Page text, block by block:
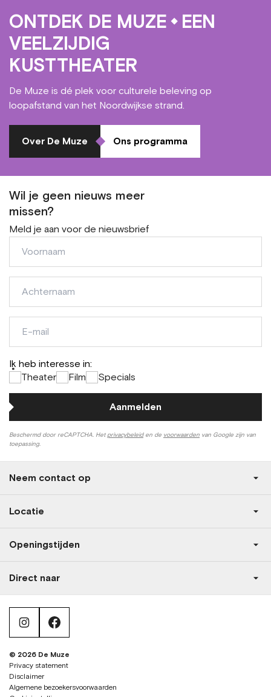
ONTDEK DE MUZE EEN
VEELZIJDIG
KUSTTHEATER
De Muze is dé plek voor culturele beleving op
loopafstand van het Noordwijkse strand.
Over De Muze Ons programma
Wil je geen nieuws meer
missen?
Meld je aan voor de nieuwsbrief
Ik heb interesse in:
*
Theater Film Specials
mail
Aanmelden
Beschermd door reCAPTCHA. Het privacybeleiden de voorwaarden van Google zijn van
toepassing.
Neem contact op
Locatie
Openingstijden
Direct naar
instagramfacebook
© 2026 De Muze
Privacy statement
Disclaimer
Algemene bezoekersvoorwaarden